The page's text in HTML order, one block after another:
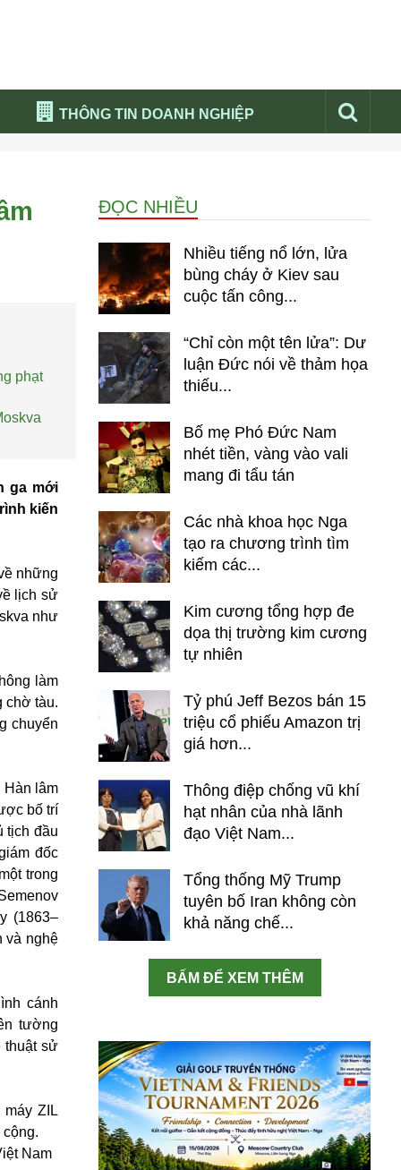
THÔNG TIN DOANH NGHIỆP
Nổi bật báo nga
Thư viện media
Phân tích thị trường Nga 2026
phạt
ga mới
kiến
những
lịch sử
như
làm
chờ tàu.
chuyển
Hàn lâm
bố trí
tịch đầu
đốc
trong
(1863–
và nghệ
cánh
tường
thuật sử
ZIL
Nam
ĐỌC NHIỀU
Nhiều tiếng nổ lớn, lửa
bùng cháy ở Kiev sau
cuộc tấn công...
“Chỉ còn một tên lửa”: Dư
luận Đức nói về thảm họa
thiếu...
Bố mẹ Phó Đức Nam
nhét tiền, vàng vào vali
mang đi tẩu tán
Các nhà khoa học Nga
tạo ra chương trình tìm
kiếm các...
Kim cương tổng hợp đe
dọa thị trường kim cương
tự nhiên
Tỷ phú Jeff Bezos bán 15
triệu cổ phiếu Amazon trị
giá hơn...
Thông điệp chống vũ khí
hạt nhân của nhà lãnh
đạo Việt Nam...
Tổng thống Mỹ Trump
tuyên bố Iran không còn
khả năng chế...
BẤM ĐỂ XEM THÊM